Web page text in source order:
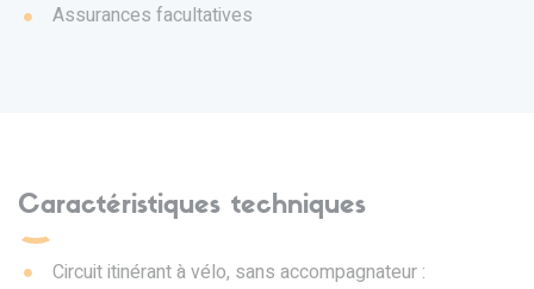
Assurances facultatives
Caractéristiques techniques
Circuit itinérant à vélo, sans accompagnateur :